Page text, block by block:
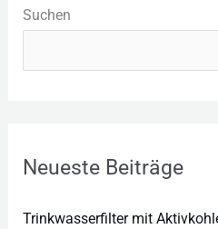
Suchen
Neueste Beiträge
Trinkwasserfilter mit
a
e
r
e